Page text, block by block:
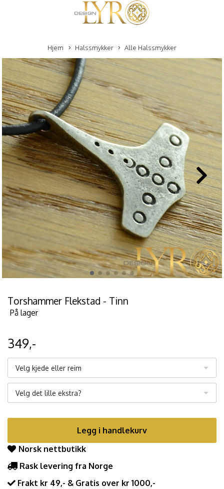
Hjem Halssmykker Alle Halssmykker
Torshammer Flekstad - Tinn
På lager
349,-
Velg kjede eller reim
Velg det lille ekstra?
Legg i handlekurv
Norsk nettbutikk
Rask levering fra Norge
Frakt kr 49,- & Gratis over kr 1000,-